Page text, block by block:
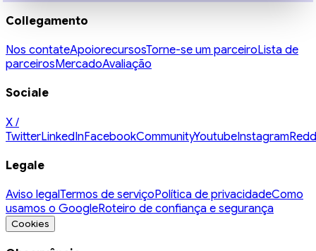
Collegamento
Nos contateApoiorecursosTorne-se um parceiroLista de
parceirosMercadoAvaliação
Sociale
X /
TwitterLinkedInFacebookCommunityYoutubeInstagram
Legale
Aviso legalTermos de serviçoPolítica de privacidadeComo
usamos o GoogleRoteiro de confiança e segurança
Cookies